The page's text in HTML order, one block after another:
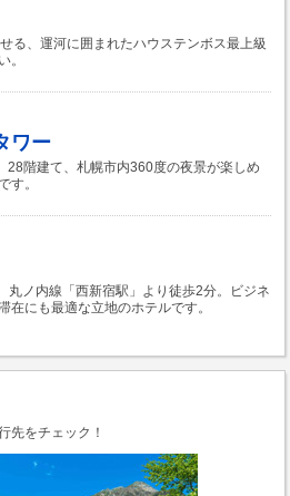
る、運河に囲まれたハウステンボス最上級
。
ワー
28階建て、札幌市内360度の夜景が楽しめ
す。
丸ノ内線「西新宿駅」より徒歩2分。ビジネ
在にも最適な立地のホテルです。
先をチェック！